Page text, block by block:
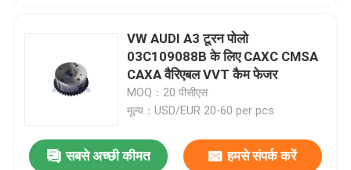
समय श्रृंखला किट
वीवीटी किट
VW AUDI A3 टूरन पोलो
03C109088B के लिए CAXC CMSA
CAXA वैरिएबल VVT कैम फेजर
MOQ：20 पीसीएस
मूल्य：USD/EUR 20-60 per pcs
सबसे अच्छी कीमत हमसे संपर्क करें